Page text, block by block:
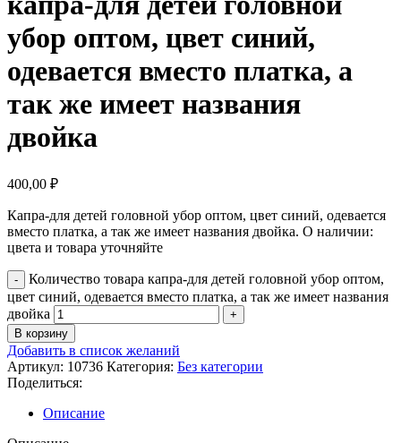
убор оптом, цвет синий,
одевается вместо платка, а
так же имеет названия
двойка
400,00 ₽
Капра-для детей головной убор оптом, цвет синий, одевается
вместо платка, а так же имеет названия двойка. О наличии:
цвета и товара уточняйте
Количество товара капра-для детей головной убор оптом,
цвет синий, одевается вместо платка, а так же имеет названия
двойка
В корзину
Добавить в список желаний
Артикул: 10736 Категория: Без категории
Поделиться:
Описание